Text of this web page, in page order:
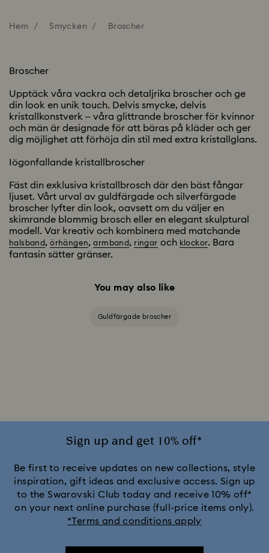
Hem Smycken Broscher
Broscher
Upptäck våra vackra och detaljrika broscher och ge
din look en unik touch. Delvis smycke, delvis
kristallkonstverk – våra glittrande broscher för kvinnor
och män är designade för att bäras på kläder och ger
dig möjlighet att förhöja din stil med extra kristallglans.
Iögonfallande kristallbroscher
Fäst din exklusiva kristallbrosch där den bäst fångar
ljuset. Vårt urval av guldfärgade och silverfärgade
broscher lyfter din look, oavsett om du väljer en
skimrande blommig brosch eller en elegant skulptural
modell. Var kreativ och kombinera med matchande
halsband ,örhängen,armband , ringar och klockor. Bara
fantasin sätter gränser.
You may also like
Guldfärgade broscher
Sign up and get 10% off*
Be first to receive updates on new collections, style
inspiration, gift ideas and exclusive access. Sign up
to the Swarovski Club today and receive 10% off*
on your next online purchase (full-price items only).
*Terms and conditions apply